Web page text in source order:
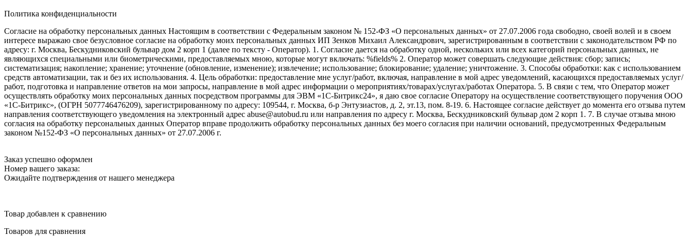
Политика конфиденциальности
Согласие на обработку персональных данных Настоящим в соответствии с Федеральным законом № 152-ФЗ «О персональных данных» от 27.07.2006 года свободно, своей волей и в своем
интересе выражаю свое безусловное согласие на обработку моих персональных данных ИП Зенков Михаил Александрович, зарегистрированным в соответствии с законодательством РФ по
адресу: г. Москва, Бескудниковский бульвар дом 2 корп 1 (далее по тексту - Оператор). 1. Согласие дается на обработку одной, нескольких или всех категорий персональных данных, не
являющихся специальными или биометрическими, предоставляемых мною, которые могут включать: %fields% 2. Оператор может совершать следующие действия: сбор; запись;
систематизация; накопление; хранение; уточнение (обновление, изменение); извлечение; использование; блокирование; удаление; уничтожение. 3. Способы обработки: как с использованием
средств автоматизации, так и без их использования. 4. Цель обработки: предоставление мне услуг/работ, включая, направление в мой адрес уведомлений, касающихся предоставляемых услуг/
работ, подготовка и направление ответов на мои запросы, направление в мой адрес информации о мероприятиях/товарах/услугах/работах Оператора. 5. В связи с тем, что Оператор может
осуществлять обработку моих персональных данных посредством программы для ЭВМ «1С-Битрикс24», я даю свое согласие Оператору на осуществление соответствующего поручения ООО
«1С-Битрикс», (ОГРН 5077746476209), зарегистрированному по адресу: 109544, г. Москва, б-р Энтузиастов, д. 2, эт.13, пом. 8-19. 6. Настоящее согласие действует до момента его отзыва путем
направления соответствующего уведомления на электронный адрес abuse@autobud.ru или направления по адресу г. Москва, Бескудниковский бульвар дом 2 корп 1. 7. В случае отзыва мною
согласия на обработку персональных данных Оператор вправе продолжить обработку персональных данных без моего согласия при наличии оснований, предусмотренных Федеральным
законом №152-ФЗ «О персональных данных» от 27.07.2006 г.
Заказ успешно оформлен
Номер вашего заказа:
Ожидайте подтверждения от нашего менеджера
Товар добавлен к сравнению
Товаров для сравнения